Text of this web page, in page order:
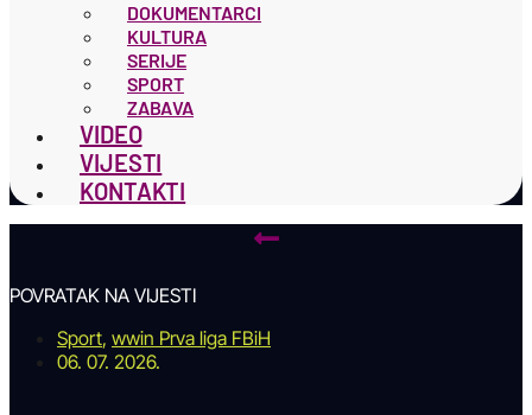
DOKUMENTARCI
KULTURA
SERIJE
SPORT
ZABAVA
VIDEO
VIJESTI
KONTAKTI
POVRATAK NA VIJESTI
Sport, wwin Prva liga FBiH
06. 07. 2026.